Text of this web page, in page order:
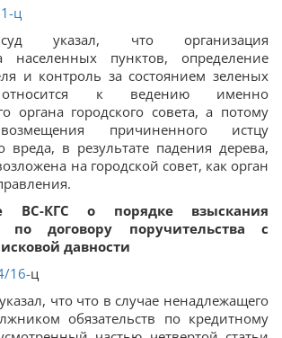
ц
указал, что организация
населенных пунктов, определение
и контроль за состоянием зеленых
относится к ведению именно
органа городского совета, а потому
причиненного истцу
вреда, в результате падения дерева,
на городской совет, как орган
ВС-КГС о порядке взыскания
по договору поручительства с
давности
16-ц
что что в случае ненадлежащего
обязательств по кредитному